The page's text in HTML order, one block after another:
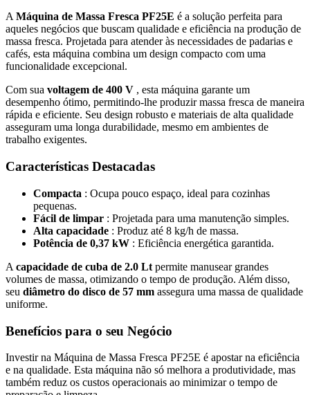
AMáquina de Massa Fresca PF25E é a solução perfeita para
aqueles negócios que buscam qualidade e eficiência na produção de
massa fresca. Projetada para atender às necessidades de padarias e
cafés, esta máquina combina um design compacto com uma
funcionalidade excepcional.
Com sua voltagem de 400 V , esta máquina garante um
desempenho ótimo, permitindo-lhe produzir massa fresca de maneira
rápida e eficiente. Seu design robusto e materiais de alta qualidade
asseguram uma longa durabilidade, mesmo em ambientes de
trabalho exigentes.
Características Destacadas
Compacta : Ocupa pouco espaço, ideal para cozinhas
pequenas.
Fácil de limpar : Projetada para uma manutenção simples.
Alta capacidade : Produz até 8 kg/h de massa.
Potência de 0,37 kW : Eficiência energética garantida.
A capacidade de cuba de 2.0 Lt permite manusear grandes
volumes de massa, otimizando o tempo de produção. Além disso,
seu diâmetro do disco de 57 mm assegura uma massa de qualidade
uniforme.
Benefícios para o seu Negócio
Investir na Máquina de Massa Fresca PF25E é apostar na eficiência
e na qualidade. Esta máquina não só melhora a produtividade, mas
também reduz os custos operacionais ao minimizar o tempo de